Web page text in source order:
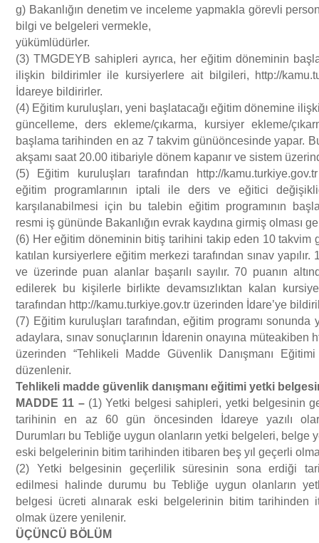
g) Bakanlığın denetim ve inceleme yapmakla görevli
bilgi ve belgeleri vermekle,
yükümlüdürler.
(3) TMGDEYB sahipleri ayrıca, her eğitim döneminin
ilişkin bildirimler ile kursiyerlere ait bilgileri, http://
İdareye bildirirler.
(4) Eğitim kuruluşları, yeni başlatacağı eğitim dönemine
güncelleme, ders ekleme/çıkarma, kursiyer ekleme/
başlama tarihinden en az 7 takvim günüöncesinde yapar.
akşamı saat 20.00 itibariyle dönem kapanır ve sistem
(5) Eğitim kuruluşları tarafından http://
eğitim programlarının iptali ile ders ve eğitici
karşılanabilmesi için bu talebin eğitim programının
resmi iş gününde Bakanlığın evrak kaydına girmiş olması
(6) Her eğitim döneminin bitiş tarihini takip eden 10 takvim
katılan kursiyerlere eğitim merkezi tarafından sınav
ve üzerinde puan alanlar başarılı sayılır. 70 puanın
edilerek bu kişilerle birlikte devamsızlıktan kalan
tarafından http://kamu.turkiye.gov.tr üzerinden İdare’ye
(7) Eğitim kuruluşları tarafından, eğitim programı sonunda
adaylara, sınav sonuçlarının İdarenin onayına müteakiben
üzerinden “Tehlikeli Madde Güvenlik Danışmanı
düzenlenir.
Tehlikeli madde güvenlik danışmanı eğitimi yetki
MADDE 11 –(1) Yetki belgesi sahipleri, yetki belgesinin
tarihinin en az 60 gün öncesinden İdareye yazılı
Durumları bu Tebliğe uygun olanların yetki belgeleri, belge
eski belgelerinin bitim tarihinden itibaren beş yıl geçerli
(2) Yetki belgesinin geçerlilik süresinin sona erdiği
edilmesi halinde durumu bu Tebliğe uygun olanların
belgesi ücreti alınarak eski belgelerinin bitim tarihinden
olmak üzere yenilenir.
ÜÇÜ NCÜ BÖLÜ M